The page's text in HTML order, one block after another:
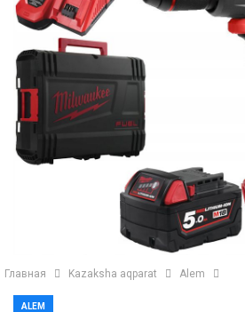
Главная Kazaksha aqparat Alem
ALEM